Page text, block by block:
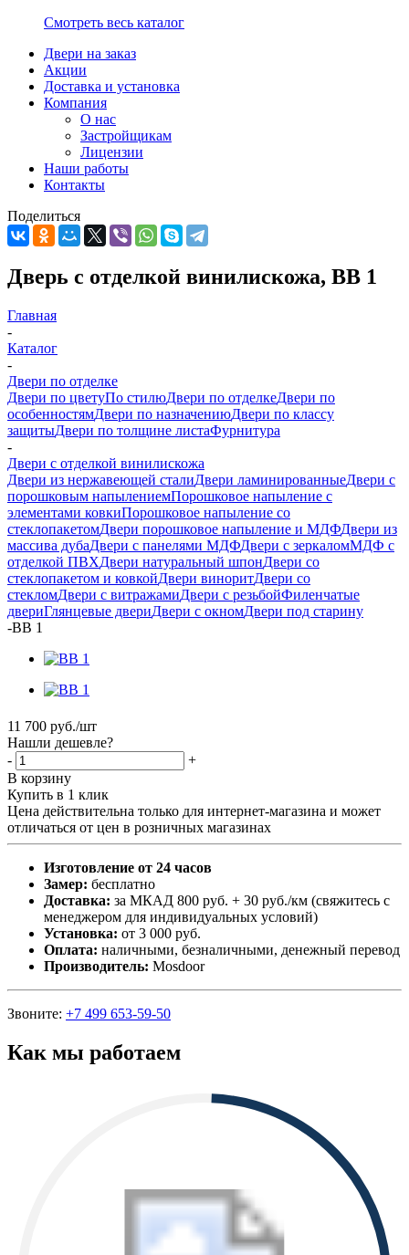
Смотреть весь каталог
Двери на заказ
Акции
Доставка и установка
Компания
О нас
Застройщикам
Лицензии
Наши работы
Контакты
Поделиться
Дверь с отделкой винилискожа, ВВ 1
Главная
-
Каталог
-
Двери по отделке
Двери по цветуПо стилюДвери по отделкеДвери по
особенностямДвери по назначениюДвери по классу
защитыДвери по толщине листаФурнитура
-
Двери с отделкой винилискожа
Двери из нержавеющей сталиДвери ламинированныеДвери с
порошковым напылениемПорошковое напыление с
элементами ковкиПорошковое напыление со
стеклопакетомДвери порошковое напыление и МДФДвери из
массива дубаДвери с панелями МДФДвери с зеркаломМДФ с
отделкой ПВХДвери натуральный шпонДвери со
стеклопакетом и ковкойДвери виноритДвери со
стекломДвери с витражамиДвери с резьбойФиленчатые
двериГлянцевые двериДвери с окномДвери под старину
-ВВ 1
11 700 руб./шт
Нашли дешевле?
-
+
В корзину
Купить в 1 клик
Цена действительна только для интернет-магазина и может
отличаться от цен в розничных магазинах
Изготовление от 24 часов
Замер: бесплатно
Доставка: за МКАД 800 руб. + 30 руб./км (свяжитесь с
менеджером для индивидуальных условий)
Установка: от 3 000 руб.
Оплата: наличными, безналичными, денежный перевод
Производитель: Mosdoor
Звоните: +7 499 653-59-50
Как мы работаем